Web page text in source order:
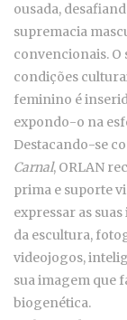
ousada,
supremacia
convencionais. O
condições
feminino é
expondo-o na
Destacando-se
Carnal, ORLAN
prima e suporte
expressar as
da escultura,
videojogos,
sua imagem que
biogenética.